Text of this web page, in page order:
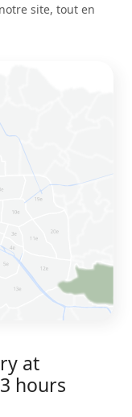
site, tout en
at
hours